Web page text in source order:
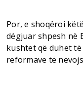
Por, e shoqëroi
dëgjuar shpesh në
kushtet që duhet
reformave të